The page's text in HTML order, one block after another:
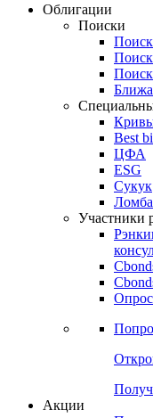
Облигации
Поиски
Best
ЦФА
ESG
Сукук
Участники
Акции